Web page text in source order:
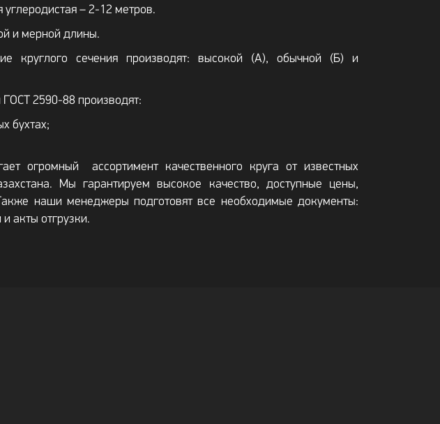
– 2-12 метров.
и мерной длины.
круглого сечения производят: высокой (А), обычной (Б) и
ГОСТ 2590-88 производят:
бухтах;
огромный ассортимент качественного круга от известных
Мы гарантируем высокое качество, доступные цены,
наши менеджеры подготовят все необходимые документы:
акты отгрузки.